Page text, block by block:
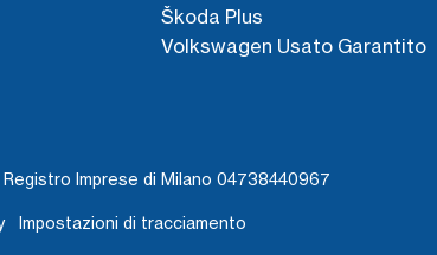
Škoda Plus
Volkswagen Usato Garantito
Imprese di Milano 04738440967
Impostazioni di tracciamento